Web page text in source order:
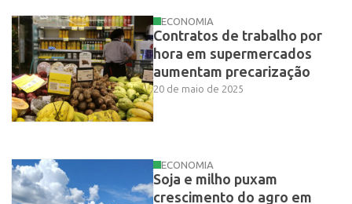
ECONOMIA
Contratos de trabalho por
hora em supermercados
aumentam precarização
20 de maio de 2025
ECONOMIA
Soja e milho puxam
crescimento do agro em